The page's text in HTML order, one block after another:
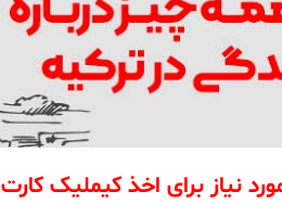
نیاز برای اخذ کیملیک کارت